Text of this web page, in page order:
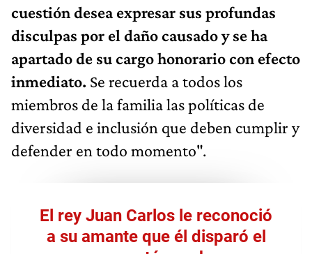
cuestión desea expresar sus profundas
disculpas por el daño causado y se ha
apartado de su cargo honorario con efecto
inmediato. Se recuerda a todos los
miembros de la familia las políticas de
diversidad e inclusión que deben cumplir y
defender en todo momento".
El rey Juan Carlos le reconoció
a su amante que él disparó el